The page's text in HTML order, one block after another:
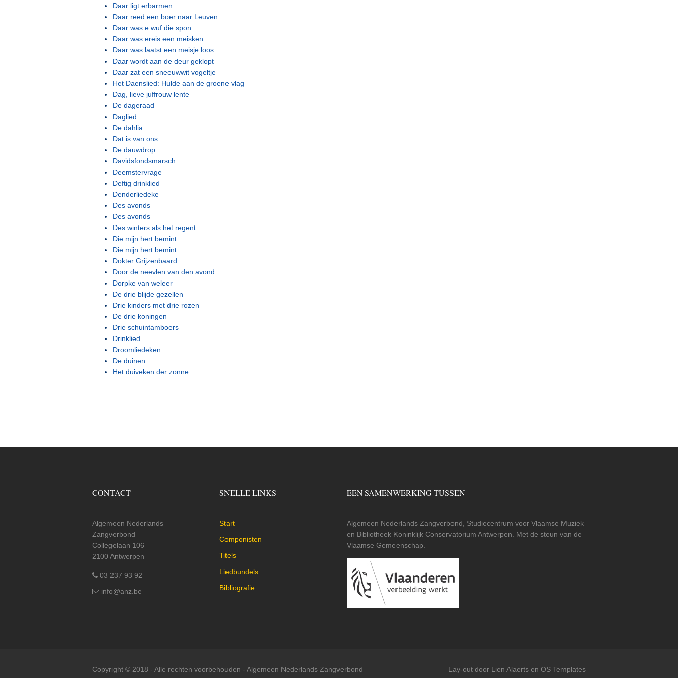
Daar ligt erbarmen
Daar reed een boer naar Leuven
Daar was e wuf die spon
Daar was ereis een meisken
Daar was laatst een meisje loos
Daar wordt aan de deur geklopt
Daar zat een sneeuwwit vogeltje
Het Daenslied: Hulde aan de groene vlag
Dag, lieve juffrouw lente
De dageraad
Daglied
De dahlia
Dat is van ons
De dauwdrop
Davidsfondsmarsch
Deemstervrage
Deftig drinklied
Denderliedeke
Des avonds
Des avonds
Des winters als het regent
Die mijn hert bemint
Die mijn hert bemint
Dokter Grijzenbaard
Door de neevlen van den avond
Dorpke van weleer
De drie blijde gezellen
Drie kinders met drie rozen
De drie koningen
Drie schuintamboers
Drinklied
Droomliedeken
De duinen
Het duiveken der zonne
CONTACT
Algemeen Nederlands
Zangverbond
Collegelaan 106
2100 Antwerpen
03 237 93 92
info@anz.be
SNELLE LINKS
Start
Componisten
Titels
Liedbundels
Bibliografie
EEN SAMENWERKING TUSSEN
Algemeen Nederlands Zangverbond, Studiecentrum voor Vlaamse Muziek
en Bibliotheek Koninklijk Conservatorium Antwerpen. Met de steun van de
Vlaamse Gemeenschap.
Copyright © 2018 - Alle rechten voorbehouden - Algemeen Nederlands Zangverbond Lay-out door Lien Alaerts en OS Templates